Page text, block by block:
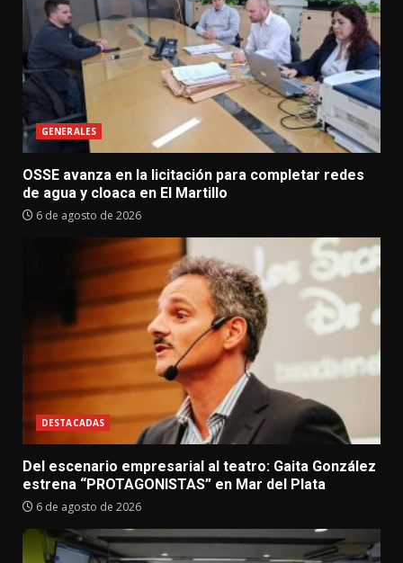
GENERALES
OSSE avanza en la licitación para completar redes
de agua y cloaca en El Martillo
6 de agosto de 2026
DESTACADAS
Del escenario empresarial al teatro: Gaita González
estrena “PROTAGONISTAS” en Mar del Plata
6 de agosto de 2026